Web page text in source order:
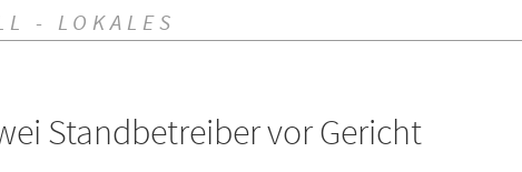
- LOKALES
Standbetreiber vor Gericht